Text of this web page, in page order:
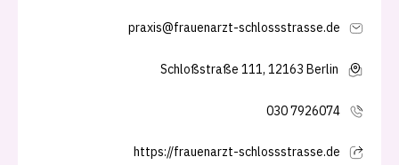
praxis@frauenarzt-schlossstrasse.de
Schloßstraße 111, 12163 Berlin
030 7926074
https://frauenarzt-schlossstrasse.de